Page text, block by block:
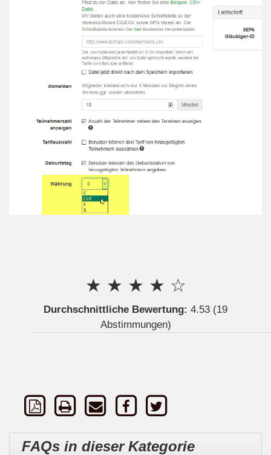
☆
★
★
★
★
Durchschnittliche Bewertung: 4.53 (19
Abstimmungen)
FAQs in dieser Kategorie